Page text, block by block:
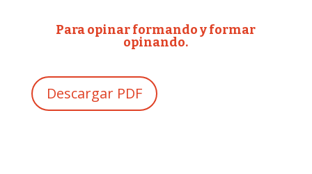
Para opinar formando y formar
opinando.
Descargar PDF